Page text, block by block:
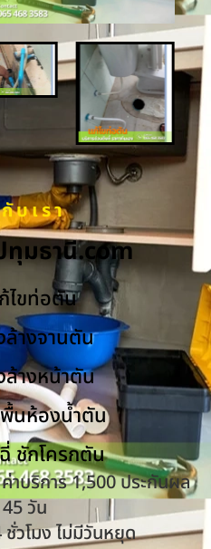
บเรา
มธานี.com
ไขท่อตัน
ล้างจานตัน
ล้างหน้าตัน
นห้องน้ำตัน
ชักโครกตัน
าบริการ 1,500 ประกันผล
วัน
วโมง ไม่มีวันหยุด